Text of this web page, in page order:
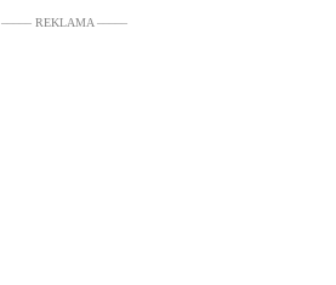
––––– REKLAMA –––––